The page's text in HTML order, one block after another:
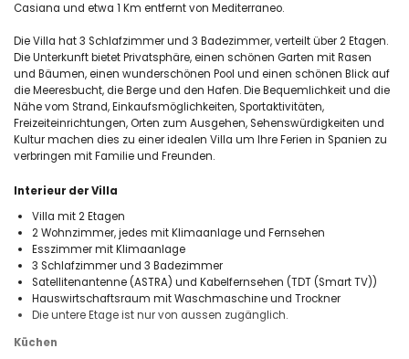
Casiana und etwa 1 Km entfernt von Mediterraneo.
Die Villa hat 3 Schlafzimmer und 3 Badezimmer, verteilt über 2 Etagen.
Die Unterkunft bietet Privatsphäre, einen schönen Garten mit Rasen
und Bäumen, einen wunderschönen Pool und einen schönen Blick auf
die Meeresbucht, die Berge und den Hafen. Die Bequemlichkeit und die
Nähe vom Strand, Einkaufsmöglichkeiten, Sportaktivitäten,
Freizeiteinrichtungen, Orten zum Ausgehen, Sehenswürdigkeiten und
Kultur machen dies zu einer idealen Villa um Ihre Ferien in Spanien zu
verbringen mit Familie und Freunden.
Interieur der Villa
Villa mit 2 Etagen
2 Wohnzimmer, jedes mit Klimaanlage und Fernsehen
Esszimmer mit Klimaanlage
3 Schlafzimmer und 3 Badezimmer
Satellitenantenne (ASTRA) und Kabelfernsehen (TDT (Smart TV))
Hauswirtschaftsraum mit Waschmaschine und Trockner
Die untere Etage ist nur von aussen zugänglich.
Küchen